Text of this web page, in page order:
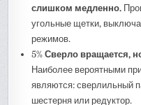
слишком медленно.
угольные щетки,
режимов.
5%Сверло вращается,
Наиболее вероятными
являются: сверлильный
шестерня или редуктор.